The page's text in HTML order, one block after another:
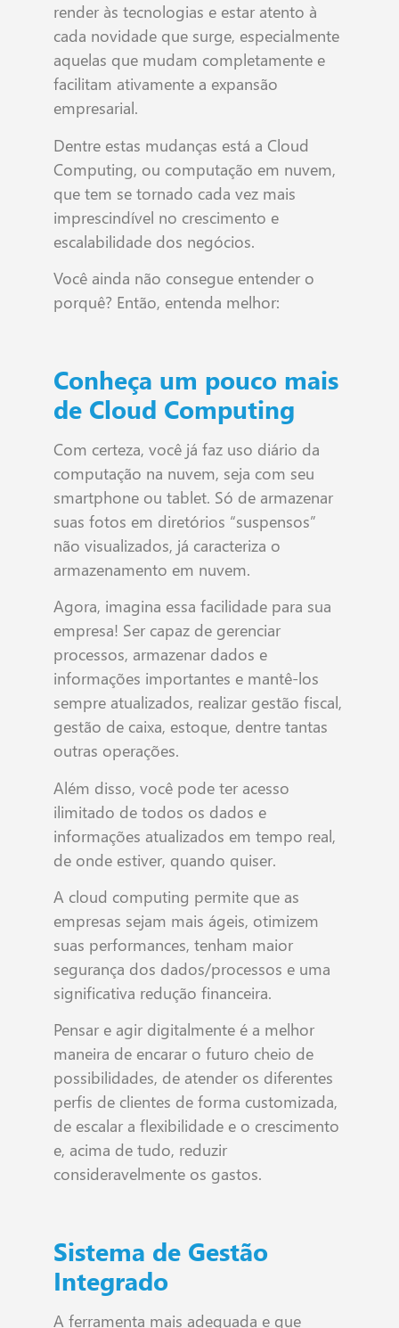
render às tecnologias e estar atento à
cada novidade que surge, especialmente
aquelas que mudam completamente e
facilitam ativamente a expansão
empresarial.
Dentre estas mudanças está a Cloud
Computing, ou computação em nuvem,
que tem se tornado cada vez mais
imprescindível no crescimento e
escalabilidade dos negócios.
Você ainda não consegue entender o
porquê? Então, entenda melhor:
Conheça um pouco mais
de Cloud Computing
Com certeza, você já faz uso diário da
computação na nuvem, seja com seu
smartphone ou tablet. Só de armazenar
suas fotos em diretórios “suspensos”
não visualizados, já caracteriza o
armazenamento em nuvem.
Agora, imagina essa facilidade para sua
empresa! Ser capaz de gerenciar
processos, armazenar dados e
informações importantes e mantê-los
sempre atualizados, realizar gestão fiscal,
gestão de caixa, estoque, dentre tantas
outras operações.
Além disso, você pode ter acesso
ilimitado de todos os dados e
informações atualizados em tempo real,
de onde estiver, quando quiser.
A cloud computing permite que as
empresas sejam mais ágeis, otimizem
suas performances, tenham maior
segurança dos dados/processos e uma
significativa redução financeira.
Pensar e agir digitalmente é a melhor
maneira de encarar o futuro cheio de
possibilidades, de atender os diferentes
perfis de clientes de forma customizada,
de escalar a flexibilidade e o crescimento
e, acima de tudo, reduzir
consideravelmente os gastos.
Sistema de Gestão
Integrado
A ferramenta mais adequada e que